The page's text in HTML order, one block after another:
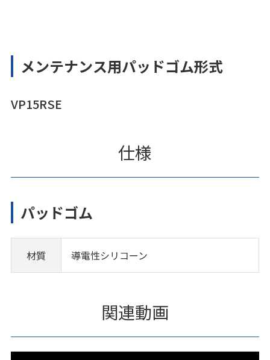
メンテナンス用パッドゴム形式
VP15RSE
仕様
パッドゴム
材質 導電性シリコーン
関連動画